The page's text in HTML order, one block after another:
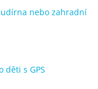
nebo zahradní
děti s GPS